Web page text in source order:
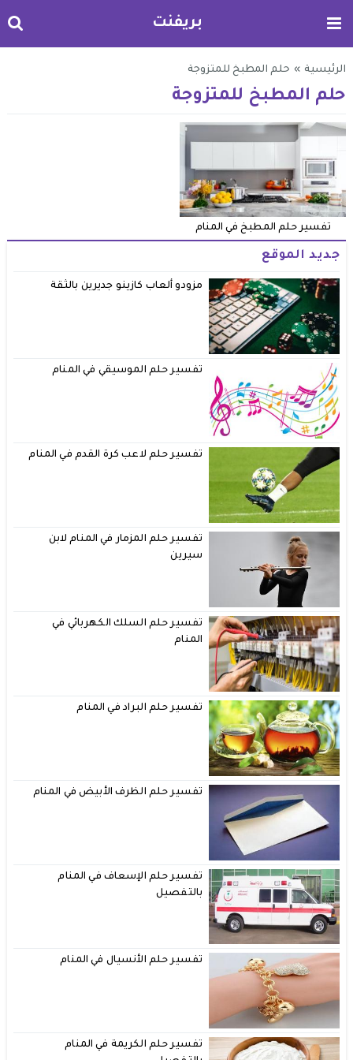
بريفنت
الرئيسية » حلم المطبخ للمتزوجة
حلم المطبخ للمتزوجة
تفسير حلم المطبخ في المنام
جديد الموقع
مزودو ألعاب كازينو جديرين بالثقة
تفسير حلم الموسيقي في المنام
تفسير حلم لاعب كرة القدم في المنام
تفسير حلم المزمار في المنام لابن
سيرين
تفسير حلم السلك الكهربائي في
المنام
تفسير حلم البراد في المنام
تفسير حلم الظرف الأبيض في المنام
تفسير حلم الإسعاف في المنام
بالتفصيل
تفسير حلم الأنسيال في المنام
تفسير حلم الكريمة في المنام